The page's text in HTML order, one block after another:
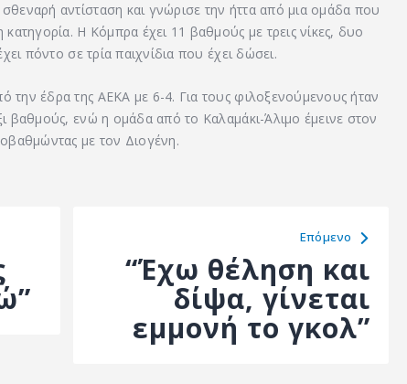
αντίσταση και γνώρισε την ήττα από μια ομάδα που
Η Κόμπρα έχει 11 βαθμούς με τρεις νίκες, δυο
πόντο σε τρία παιχνίδια που έχει δώσει.
την έδρα της ΑΕΚΑ με 6-4. Για τους φιλοξενούμενους ήταν
βαθμούς, ενώ η ομάδα από το Καλαμάκι-Άλιμο έμεινε στον
με τον Διογένη.
Eπόμενο
“Έχω θέληση και
δίψα, γίνεται
εμμονή το γκολ”